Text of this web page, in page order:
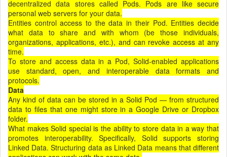
decentralized data stores called Pods. Pods are like secure
personal web servers for your data.
Entities control access to the data in their Pod. Entities decide
what data to share and with whom (be those individuals,
organizations, applications, etc.), and can revoke access at any
time.
To store and access data in a Pod, Solid-enabled applications
use standard, open, and interoperable data formats and
protocols.
Data
Any kind of data can be stored in a Solid Pod — from structured
data to files that one might store in a Google Drive or Dropbox
folder.
What makes Solid special is the ability to store data in a way that
promotes interoperability. Specifically, Solid supports storing
Linked Data. Structuring data as Linked Data means that different